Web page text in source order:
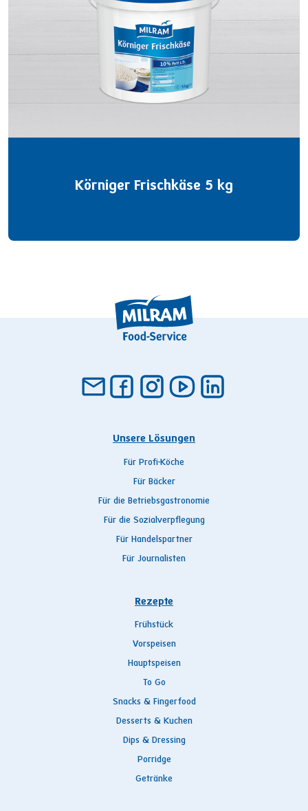
Körniger Frischkäse 5 kg
Unsere Lösungen
Für Profi-Köche
Für Bäcker
Für die Betriebsgastronomie
Für die Sozialverpflegung
Für Handelspartner
Für Journalisten
Rezepte
Frühstück
Vorspeisen
Hauptspeisen
To Go
Snacks & Fingerfood
Desserts & Kuchen
Dips & Dressing
Porridge
Getränke